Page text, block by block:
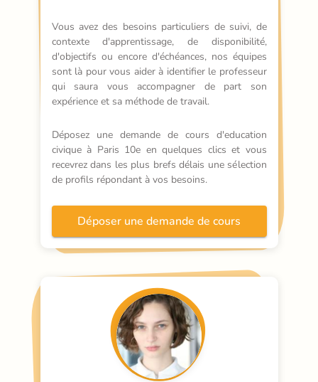
Vous avez des besoins particuliers de suivi, de
contexte d'apprentissage, de disponibilité,
d'objectifs ou encore d'échéances, nos équipes
sont là pour vous aider à identifier le professeur
qui saura vous accompagner de part son
expérience et sa méthode de travail.
Déposez une demande de cours d'education
civique à Paris 10e en quelques clics et vous
recevrez dans les plus brefs délais une sélection
de profils répondant à vos besoins.
Déposer une demande de cours